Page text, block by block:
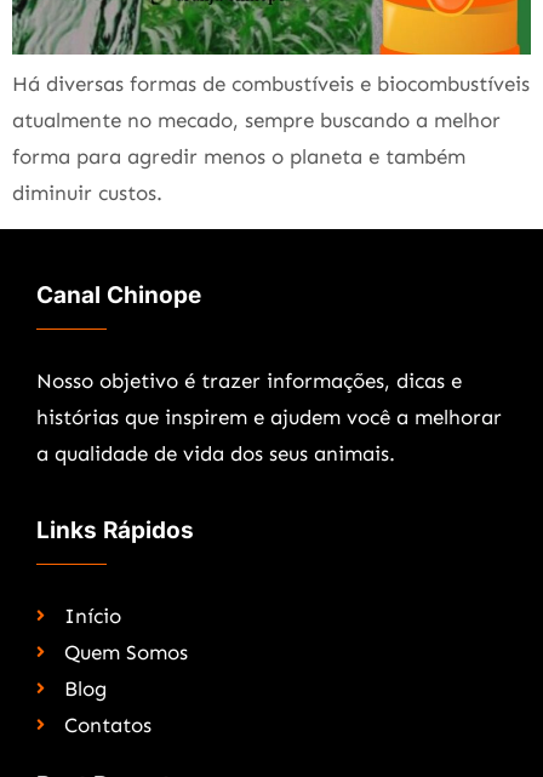
Há diversas formas de combustíveis e biocombustíveis
atualmente no mecado, sempre buscando a melhor
forma para agredir menos o planeta e também
diminuir custos.
Canal Chinope
Nosso objetivo é trazer informações, dicas e
histórias que inspirem e ajudem você a melhorar
a qualidade de vida dos seus animais.
Links Rápidos
Início
Quem Somos
Blog
Contatos